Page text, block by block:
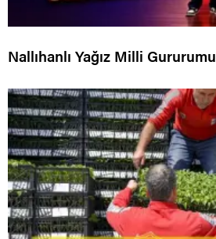
Nallıhanlı Yağız Milli